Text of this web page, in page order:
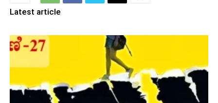
Latest article